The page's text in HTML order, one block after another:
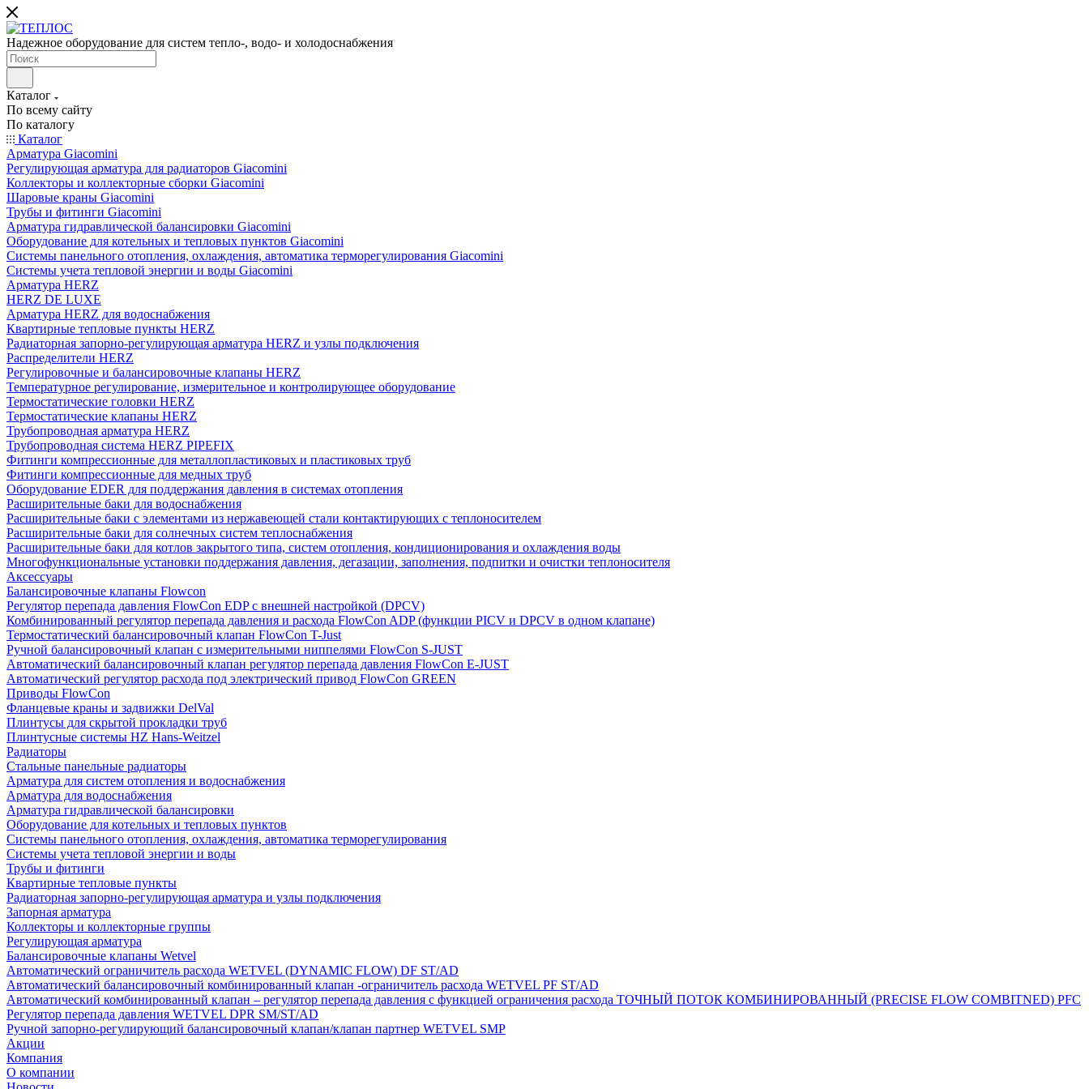
Надежное оборудование для систем тепло-, водо- и холодоснабжения
Каталог
По всему сайту
По каталогу
Каталог
Арматура Giacomini
Регулирующая арматура для радиаторов Giacomini
Коллекторы и коллекторные сборки Giacomini
Шаровые краны Giacomini
Трубы и фитинги Giacomini
Арматура гидравлической балансировки Giacomini
Оборудование для котельных и тепловых пунктов Giacomini
Системы панельного отопления, охлаждения, автоматика терморегулирования Giacomini
Системы учета тепловой энергии и воды Giacomini
Арматура HERZ
HERZ DE LUXE
Арматура HERZ для водоснабжения
Квартирные тепловые пункты HERZ
Радиаторная запорно-регулирующая арматура HERZ и узлы подключения
Распределители HERZ
Регулировочные и балансировочные клапаны HERZ
Температурное регулирование, измерительное и контролирующее оборудование
Термостатические головки HERZ
Термостатические клапаны HERZ
Трубопроводная арматура HERZ
Трубопроводная система HERZ PIPEFIX
Фитинги компрессионные для металлопластиковых и пластиковых труб
Фитинги компрессионные для медных труб
Оборудование EDER для поддержания давления в системах отопления
Расширительные баки для водоснабжения
Расширительные баки с элементами из нержавеющей стали контактирующих с теплоносителем
Расширительные баки для солнечных систем теплоснабжения
Расширительные баки для котлов закрытого типа, систем отопления, кондиционирования и охлаждения воды
Многофункциональные установки поддержания давления, дегазации, заполнения, подпитки и очистки теплоносителя
Аксессуары
Балансировочные клапаны Flowcon
Регулятор перепада давления FlowСon EDP с внешней настройкой (DPCV)
Комбинированный регулятор перепада давления и расхода FlowСon ADP (функции PICV и DPCV в одном клапане)
Термостатический балансировочный клапан FlowСon T-Just
Ручной балансировочный клапан с измерительными ниппелями FlowСon S-JUST
Автоматический балансировочный клапан регулятор перепада давления FlowСon E-JUST
Автоматический регулятор расхода под электрический привод FlowСon GREEN
Приводы FlowCon
Фланцевые краны и задвижки DelVal
Плинтусы для скрытой прокладки труб
Плинтусные системы HZ Hans-Weitzel
Радиаторы
Стальные панельные радиаторы
Арматура для систем отопления и водоснабжения
Арматура для водоснабжения
Арматура гидравлической балансировки
Оборудование для котельных и тепловых пунктов
Системы панельного отопления, охлаждения, автоматика терморегулирования
Системы учета тепловой энергии и воды
Трубы и фитинги
Квартирные тепловые пункты
Радиаторная запорно-регулирующая арматура и узлы подключения
Запорная арматура
Коллекторы и коллекторные группы
Регулирующая арматура
Балансировочные клапаны Wetvel
Автоматический ограничитель расхода WETVEL (DYNAMIC FLOW) DF ST/AD
Автоматический балансировочный комбинированный клапан -ограничитель расхода WETVEL PF ST/AD
Автоматический комбинированный клапан – регулятор перепада давления с функцией ограничения расхода ТОЧНЫЙ ПОТОК КОМБИНИРОВАННЫЙ (PRECISE FLOW COMBIТNED) PFC
Регулятор перепада давления WETVEL DPR SM/ST/AD
Ручной запорно-регулирующий балансировочный клапан/клапан партнер WETVEL SMP
Акции
Компания
О компании